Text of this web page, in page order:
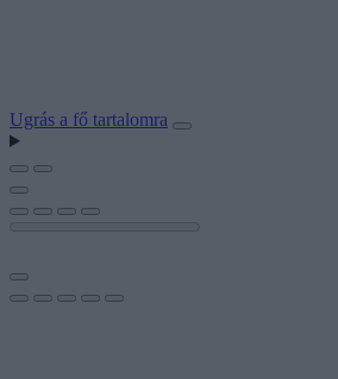
Ugrás a fő tartalomra